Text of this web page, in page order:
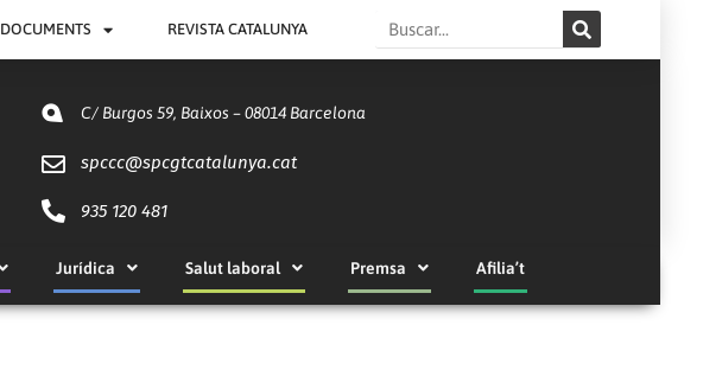
DOCUMENTS REVISTA CATALUNYA Search
C/ Burgos 59, Baixos – 08014 Barcelona
spccc@spcgtcatalunya.cat
935 120 481
Jurídica Salut laboral Premsa Afilia’t